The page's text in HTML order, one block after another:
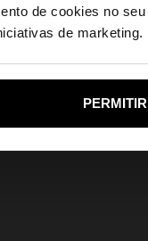
de cookies no
de marketing.
nosso site
Sim,